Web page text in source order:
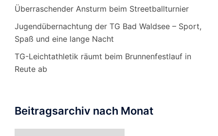
Überraschender Ansturm beim Streetballturnier
Jugendübernachtung der TG Bad Waldsee – Sport,
Spaß und eine lange Nacht
TG-Leichtathletik räumt beim Brunnenfestlauf in
Reute ab
Beitragsarchiv nach Monat